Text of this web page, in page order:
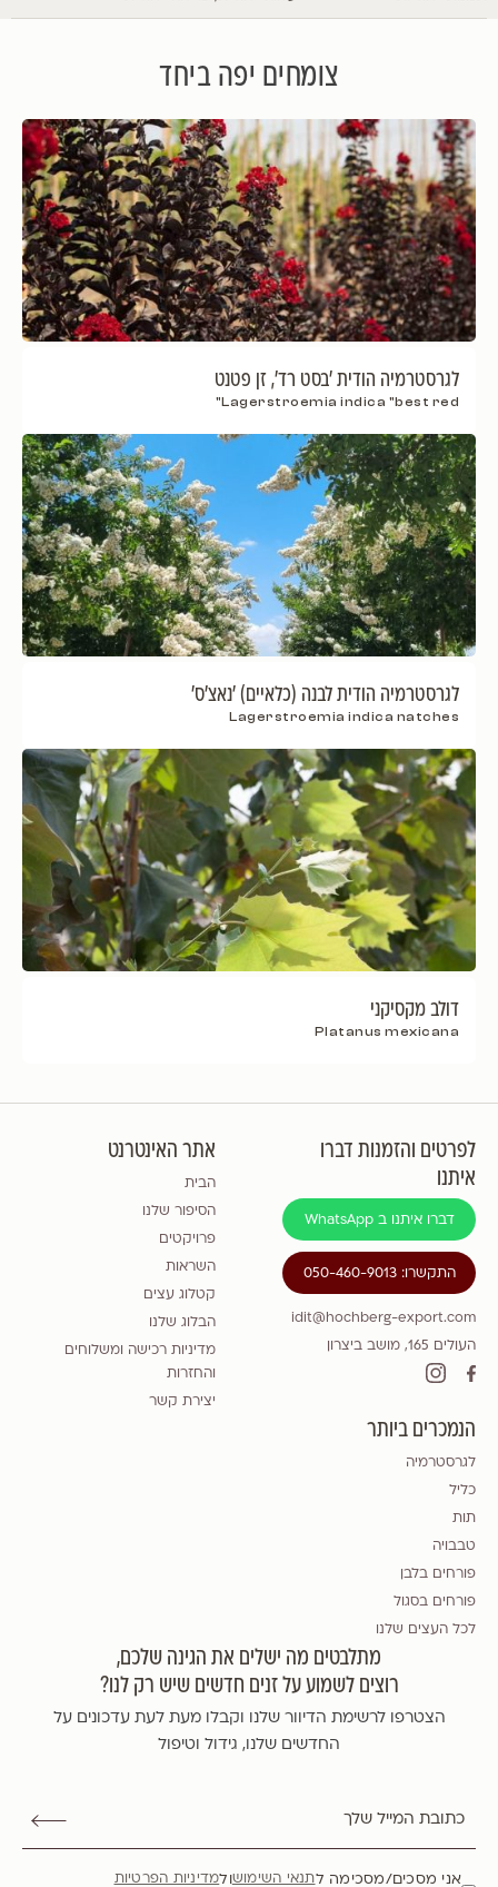
צומחים יפה ביחד
לגרסטרמיה הודית 'בסט רד', זן פטנט
Lagerstroemia indica "best red"
לגרסטרמיה הודית לבנה (כלאיים) 'נאצ'ס'
Lagerstroemia indica natches
דולב מקסיקני
Platanus mexicana
לפרטים והזמנות דברו
איתנו
דברו איתנו ב WhatsApp
התקשרו: 050-460-9013
idit@hochberg-export.com
העולים 165, מושב ביצרון
אתר האינטרנט
הבית
הסיפור שלנו
פרויקטים
השראות
קטלוג עצים
הבלוג שלנו
מדיניות רכישה ומשלוחים
והחזרות
יצירת קשר
הנמכרים ביותר
לגרסטרמיה
כליל
תות
טבבויה
פורחים בלבן
פורחים בסגול
לכל העצים שלנו
מתלבטים מה ישלים את הגינה שלכם,
רוצים לשמוע על זנים חדשים שיש רק לנו?
הצטרפו לרשימת הדיוור שלנו וקבלו מעת לעת עדכונים על
החדשים שלנו, גידול וטיפול
אני מסכים/מסכימה לתנאי השימושולמדיניות הפרטיות